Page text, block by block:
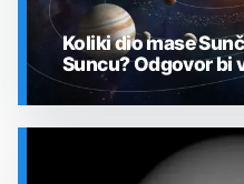
Koliki dio mase
Suncu? Odgovor bi